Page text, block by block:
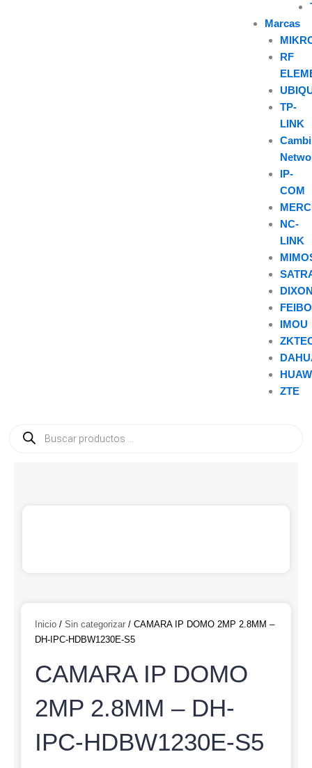
Marcas
RF
TP-
LINK
IP-
COM
NC-
LINK
IMOU
ZTE
Inicio / Sin categorizar / CAMARA IP DOMO 2MP 2.8MM –
DH-IPC-HDBW1230E-S5
CAMARA IP DOMO
2MP 2.8MM – DH-
IPC-HDBW1230E-S5